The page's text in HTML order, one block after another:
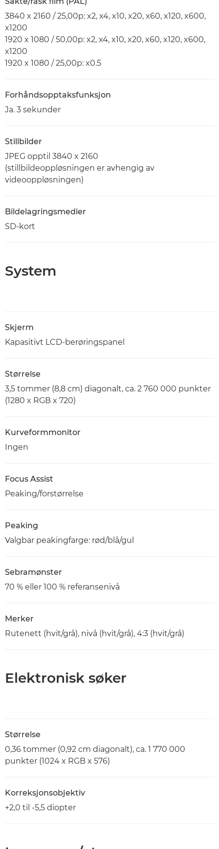
3840 x 2160 / 25,00p: x2, x4, x10, x20, x60, x120, x600,
x1200
1920 x 1080 / 50,00p: x2, x4, x10, x20, x60, x120, x600,
x1200
1920 x 1080 / 25,00p: x0.5
Forhåndsopptaksfunksjon
Ja. 3 sekunder
Stillbilder
JPEG opptil 3840 x 2160
(stillbildeoppløsningen er avhengig av
videooppløsningen)
Bildelagringsmedier
SD-kort
System
Skjerm
Kapasitivt LCD-berøringspanel
Størrelse
3,5 tommer (8,8 cm) diagonalt, ca. 2 760 000 punkter
(1280 x RGB x 720)
Kurveformmonitor
Ingen
Focus Assist
Peaking/forstørrelse
Peaking
Valgbar peakingfarge: rød/blå/gul
Sebramønster
70 % eller 100 % referansenivå
Merker
Rutenett (hvit/grå), nivå (hvit/grå), 4:3 (hvit/grå)
Elektronisk søker
Størrelse
0,36 tommer (0,92 cm diagonalt), ca. 1 770 000
punkter (1024 x RGB x 576)
Korreksjonsobjektiv
+2,0 til -5,5 diopter